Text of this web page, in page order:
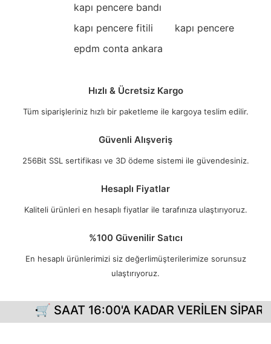
kapı pencere bandı
kapı pencere fitili
kapı pencere
epdm conta ankara
Hızlı & Ücretsiz Kargo
Tüm siparişleriniz hızlı bir paketleme ile kargoya teslim edilir.
Güvenli Alışveriş
256Bit SSL sertifikası ve 3D ödeme sistemi ile güvendesiniz.
Hesaplı Fiyatlar
Kaliteli ürünleri en hesaplı fiyatlar ile tarafınıza ulaştırıyoruz.
%100 Güvenilir Satıcı
En hesaplı ürünlerimizi siz değerlimüşterilerimize sorunsuz
ulaştırıyoruz.
🛒 SAAT 16:00'A KADAR VERİLEN